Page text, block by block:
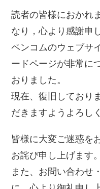
読者の皆様におかれ
なり，心より感謝申
ペンコムのウェブサ
ードページが非常に
おりました。
現在、復旧しており
だきますようよろし
皆様に大変ご迷惑を
お詫び申し上げます。
また、お問い合わせ